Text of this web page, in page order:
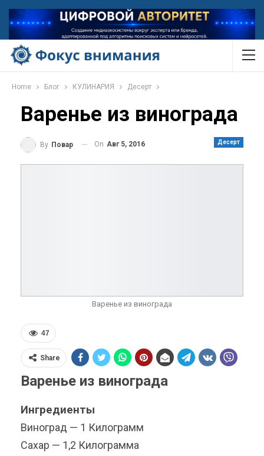
Home Блог КУЛИНАРИЯ Десерт
Варенье из винограда
Десерт
By Повар On Авг 5, 2016
Варенье из винограда
47
Share
Варенье из винограда
Ингредиенты
Виноград — 1 Килограмм
Сахар — 1,2 Килограмма